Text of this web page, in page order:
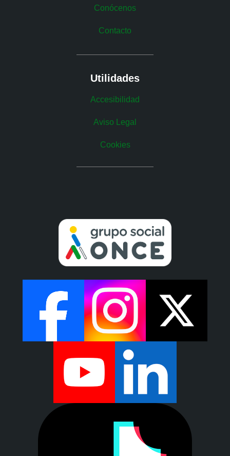
Conócenos
Contacto
Utilidades
Accesibilidad
Aviso Legal
Cookies